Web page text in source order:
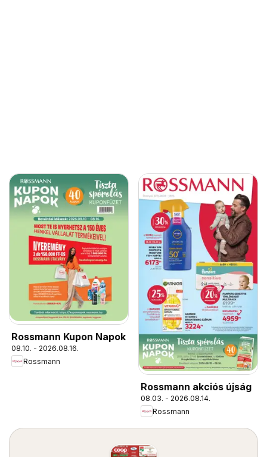
Rossmann Kupon Napok
08.10. - 2026.08.16.
Rossmann
Rossmann akciós újság
08.03. - 2026.08.14.
Rossmann